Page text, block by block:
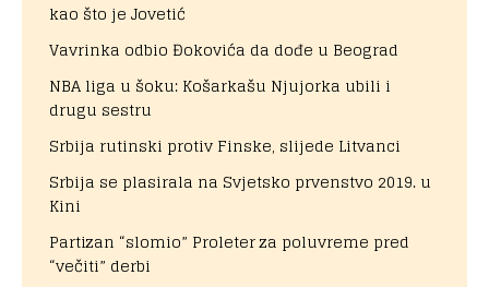
kao što je Jovetić
Vavrinka odbio Đokovića da dođe u Beograd
NBA liga u šoku: Košarkašu Njujorka ubili i
drugu sestru
Srbija rutinski protiv Finske, slijede Litvanci
Srbija se plasirala na Svjetsko prvenstvo 2019. u
Kini
Partizan “slomio” Proleter za poluvreme pred
“večiti” derbi